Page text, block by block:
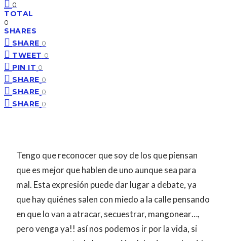
0
TOTAL
0
SHARES
SHARE 0
TWEET 0
PIN IT 0
SHARE 0
SHARE 0
SHARE 0
Tengo que reconocer que soy de los que piensan
que es mejor que hablen de uno aunque sea para
mal. Esta expresión puede dar lugar a debate, ya
que hay quiénes salen con miedo a la calle pensando
en que lo van a atracar, secuestrar, mangonear…,
pero venga ya!! así nos podemos ir por la vida, si